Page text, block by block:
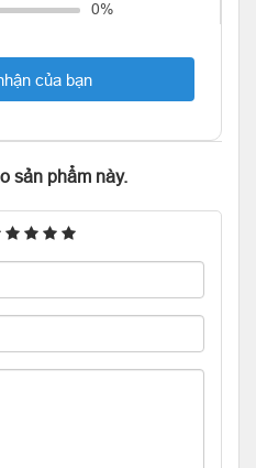
0%
của bạn
sản phẩm này.